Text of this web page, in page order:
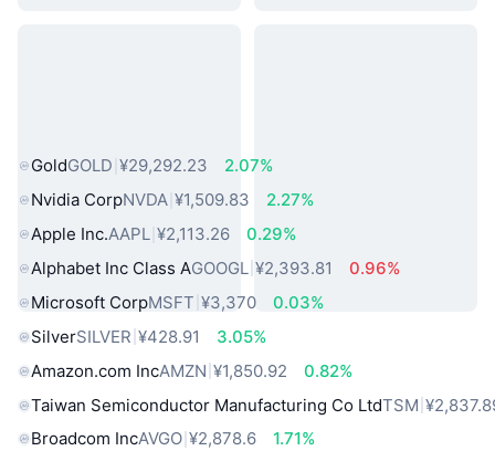
GoldGOLD ¥29,292.23
2.07%
Nvidia CorpNVDA ¥1,509.83
2.27%
Apple Inc.AAPL ¥2,113.26
0.29%
Alphabet Inc Class AGOOGL ¥2,393.81
0.96%
Microsoft CorpMSFT ¥3,370
0.03%
SilverSILVER ¥428.91
3.05%
Amazon.com IncAMZN ¥1,850.92
0.82%
Taiwan Semiconductor Manufacturing Co LtdTSM
Broadcom IncAVGO ¥2,878.6
1.71%